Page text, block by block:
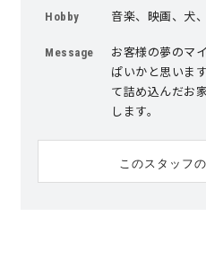
近日分譲予定情報
動画ギャラリー
Hobby 音楽、映画、犬
Message
お客様の夢のマ
ぱいかと思いま
て詰め込んだお
します。
このスタッフ